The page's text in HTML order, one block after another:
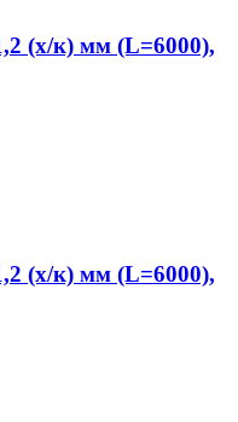
(х/к) мм (L=6000),
(х/к) мм (L=6000),